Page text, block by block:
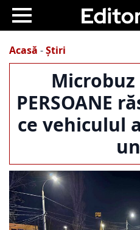
Acasă -Știri
Microbuz
PERSOANE
ce vehiculul